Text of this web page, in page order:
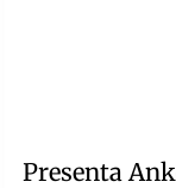
Presenta